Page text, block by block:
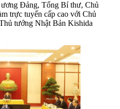
Đảng, Tổng Bí thư, Chủ
trực tuyến cấp cao với Chủ
tướng Nhật Bản Kishida